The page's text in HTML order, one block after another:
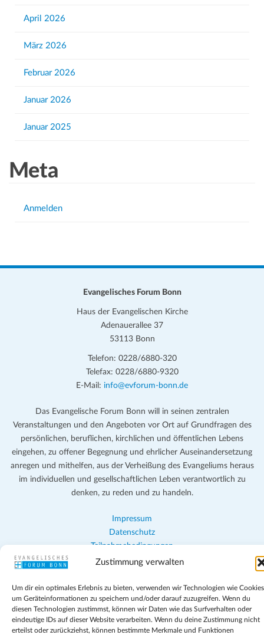
Zustimmung verwalten
Um dir ein optimales Erlebnis zu bieten, verwenden wir Technologien wie
um Geräteinformationen zu speichern und/oder darauf zuzugreifen. Wenn du
diesen Technologien zustimmst, können wir Daten wie das Surfverhalten oder
eindeutige IDs auf dieser Website verarbeiten. Wenn du deine Zustimmung nicht
erteilst oder zurückziehst, können bestimmte Merkmale und Funktionen
April 2026
März 2026
Februar 2026
Januar 2026
Januar 2025
Meta
Anmelden
Evangelisches Forum Bonn
Haus der Evangelischen Kirche
Adenauerallee 37
53113 Bonn
Telefon: 0228/6880-320
Telefax: 0228/6880-9320
E-Mail: info@evforum-bonn.de
Das Evangelische Forum Bonn will in seinen zentralen
Veranstaltungen und den Angeboten vor Ort auf Grundfragen des
persönlichen, beruflichen, kirchlichen und öffentlichen Lebens
eingehen, zu offener Begegnung und ehrlicher Auseinandersetzung
anregen und mithelfen, aus der Verheißung des Evangeliums heraus
im individuellen und gesellschaftlichen Leben verantwortlich zu
denken, zu reden und zu handeln.
Impressum
Datenschutz
Teilnahmebedingungen
Evangelische Kirche in Bonn
Geschäftsbedingungen